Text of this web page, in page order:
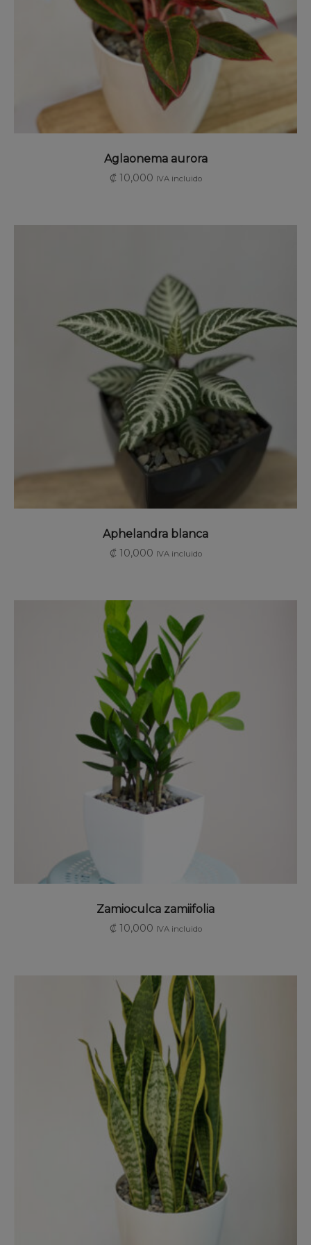
SELECCIONAR OPCIONES
Aglaonema aurora
₡ 10,000 IVA incluido
SELECCIONAR OPCIONES
Aphelandra blanca
₡ 10,000 IVA incluido
SELECCIONAR OPCIONES
Zamioculca zamiifolia
₡ 10,000 IVA incluido